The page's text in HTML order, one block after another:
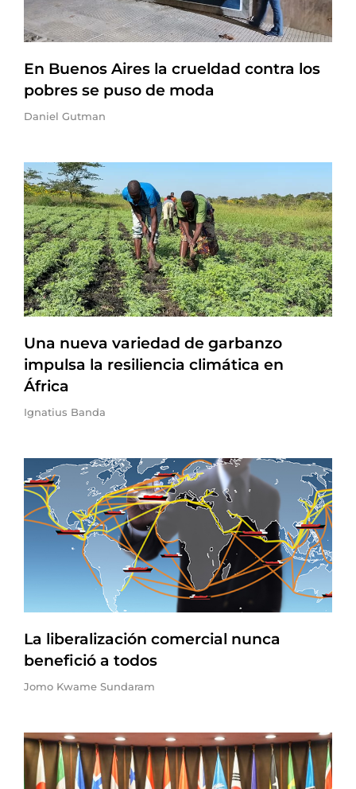
En Buenos Aires la crueldad contra los
pobres se puso de moda
Daniel Gutman
Una nueva variedad de garbanzo
impulsa la resiliencia climática en
África
Ignatius Banda
La liberalización comercial nunca
benefició a todos
Jomo Kwame Sundaram